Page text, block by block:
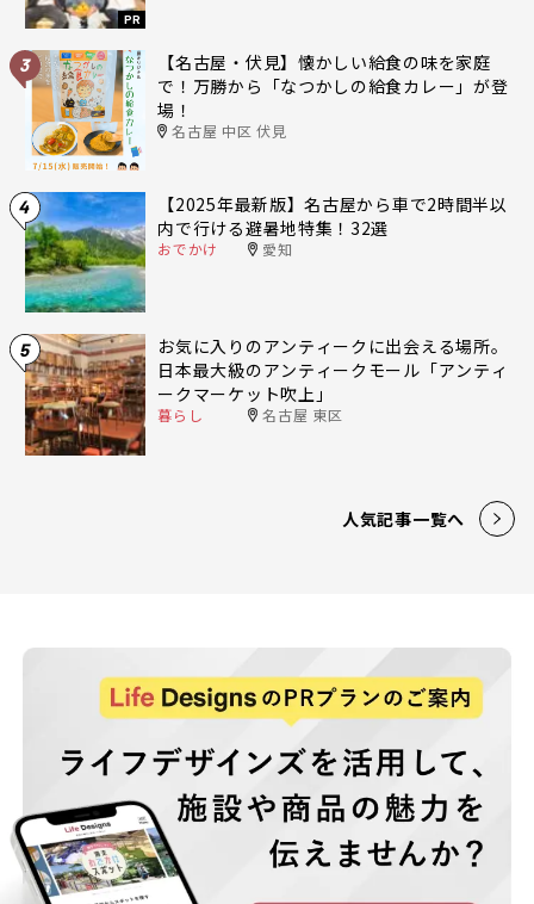
PR
3
【名古屋・伏見】懐かしい給食の味を家庭
で！万勝から「なつかしの給食カレー」が登
場！
名古屋 中区 伏見
4
【2025年最新版】名古屋から車で2時間半以
内で行ける避暑地特集！32選
おでかけ 愛知
5
お気に入りのアンティークに出会える場所。
日本最大級のアンティークモール「アンティ
ークマーケット吹上」
暮らし 名古屋 東区
人気記事一覧へ